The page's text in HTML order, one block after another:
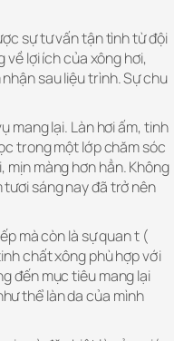
sự tư vấn tận tình từ đội
lợi ích của xông hơi,
sau liệu trình. Sự chu
mang lại. Làn hơi ấm, tinh
trong một lớp chăm sóc
mịn màng hơn hẳn. Không
sáng nay đã trở nên
mà còn là sự quan t (
chất xông phù hợp với
đến mục tiêu mang lại
thể làn da của mình